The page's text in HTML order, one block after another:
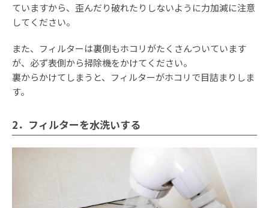
ていますから、歪んだり破れたりしないように力加減に注意
してください。
また、フィルターは裏側もホコリがたくさんついています
が、必ず表側から掃除機をかけてください。
裏からかけてしまうと、フィルターがホコリで目詰まりしま
す。
2．フィルターを水洗いする